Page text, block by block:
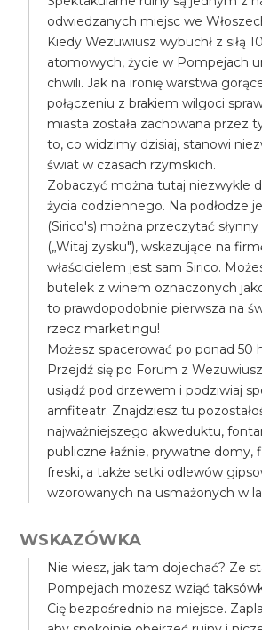
odwiedzanych miejsc we
Kiedy Wezuwiusz wybuchł z siłą
atomowych, życie w Pompejach
chwili. Jak na ironię warstwa
połączeniu z brakiem wilgoci
miasta została zachowana przez
to, co widzimy dzisiaj, stanowi
świat w czasach rzymskich.
Zobaczyć można tutaj niezwykle
życia codziennego. Na podłodze
(Sirico's) można przeczytać
(„Witaj zysku"), wskazujące na
właścicielem jest sam Sirico.
butelek z winem oznaczonych
to prawdopodobnie pierwsza na
rzecz marketingu!
Możesz spacerować po ponad 50
Przejdź się po Forum z
usiądź pod drzewem i podziwiaj
amfiteatr. Znajdziesz tu
najważniejszego akweduktu,
publiczne łaźnie, prywatne domy,
freski, a także setki odlewów
wzorowanych na usmażonych w
WSKAZÓWKA
Nie wiesz, jak tam dojechać? Ze
Pompejach możesz wziąć
Cię bezpośrednio na miejsce.